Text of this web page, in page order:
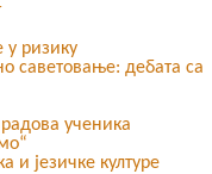
ризику
саветовање: дебата са
ученика
и језичке културе